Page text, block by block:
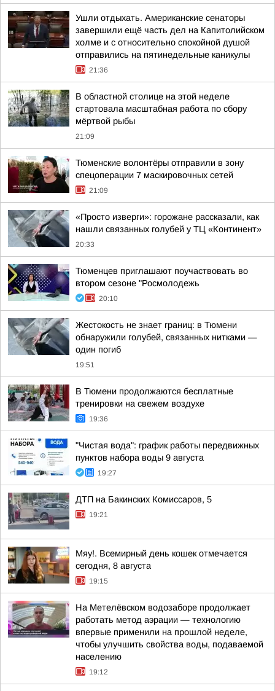
Ушли отдыхать. Американские сенаторы
завершили ещё часть дел на Капитолийском
холме и с относительно спокойной душой
отправились на пятинедельные каникулы
21:36
В областной столице на этой неделе
стартовала масштабная работа по сбору
мёртвой рыбы
21:09
Тюменские волонтёры отправили в зону
спецоперации 7 маскировочных сетей
21:09
«Просто изверги»: горожане рассказали, как
нашли связанных голубей у ТЦ «Континент»
20:33
Тюменцев приглашают поучаствовать во
втором сезоне "Росмолодежь
20:10
Жестокость не знает границ: в Тюмени
обнаружили голубей, связанных нитками —
один погиб
19:51
В Тюмени продолжаются бесплатные
тренировки на свежем воздухе
19:36
"Чистая вода": график работы передвижных
пунктов набора воды 9 августа
19:27
ДТП на Бакинских Комиссаров, 5
19:21
Мяу!. Всемирный день кошек отмечается
сегодня, 8 августа
19:15
На Метелёвском водозаборе продолжает
работать метод аэрации — технологию
впервые применили на прошлой неделе,
чтобы улучшить свойства воды, подаваемой
населению
19:12